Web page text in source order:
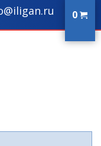
0